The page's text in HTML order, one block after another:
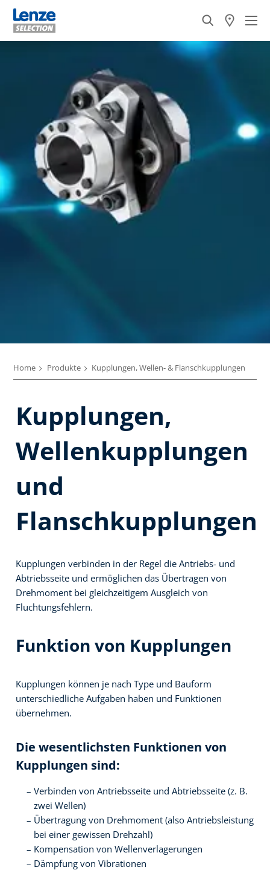
Home Produkte Kupplungen, Wellen- & Flanschkupplungen
Kupplungen,
Wellenkupplungen
und
Flanschkupplungen
Kupplungen verbinden in der Regel die Antriebs- und
Abtriebsseite und ermöglichen das Übertragen von
Drehmoment bei gleichzeitigem Ausgleich von
Fluchtungsfehlern.
Funktion von Kupplungen
Kupplungen können je nach Type und Bauform
unterschiedliche Aufgaben haben und Funktionen
übernehmen.
Die wesentlichsten Funktionen von
Kupplungen sind:
Verbinden von Antriebsseite und Abtriebsseite (z. B.
zwei Wellen)
Übertragung von Drehmoment (also Antriebsleistung
bei einer gewissen Drehzahl)
Kompensation von Wellenverlagerungen
Dämpfung von Vibrationen